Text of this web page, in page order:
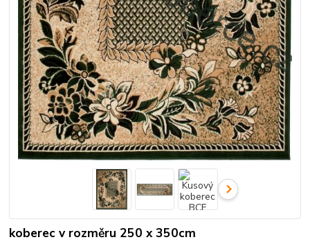
koberec v rozměru 250 x 350cm